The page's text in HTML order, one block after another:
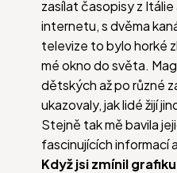
zasílat časopisy z
internetu, s dvěma
televize to bylo horké
mé okno do světa.
dětských až po různé
ukazovaly, jak lidé žijí
Stejně tak mě bavila
fascinujících informací
Když jsi zmínil